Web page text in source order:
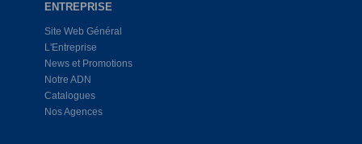
ENTREPRISE
Site Web Général
L'Entreprise
News et Promotions
Notre ADN
Catalogues
Nos Agences